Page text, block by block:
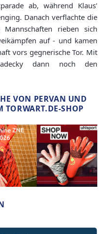
ab, während Klaus'
Danach verflachte die
rieben sich
auf - und kamen
vors gegnerische Tor. Mit
dann noch den
VON PERVAN UND
TORWART.DE-SHOP